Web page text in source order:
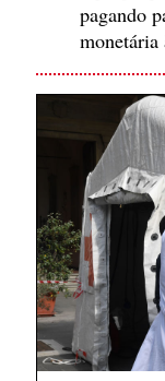
pagando
monetária